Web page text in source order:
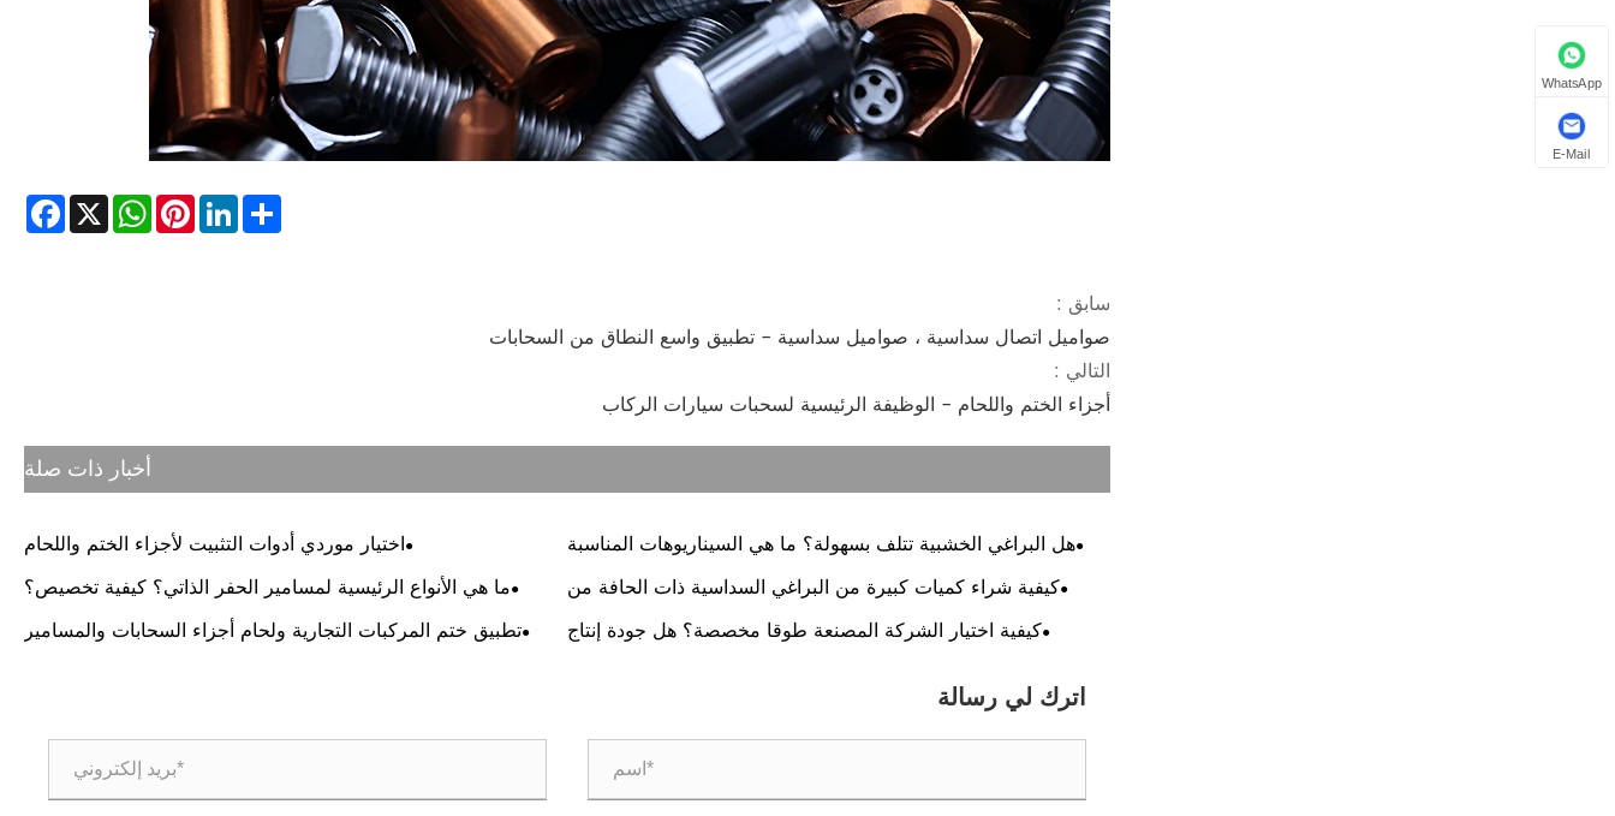
X
WhatsAppPinterestLinkedInShare
سابق :
صواميل اتصال سداسية ، صواميل سداسية - تطبيق واسع النطاق من السحابات
التالي :
أجزاء الختم واللحام - الوظيفة الرئيسية لسحبات سيارات الركاب
أخبار ذات صلة
اختيار موردي أدوات التثبيت لأجزاء الختم واللحام
هل البراغي الخشبية تتلف بسهولة؟ ما هي السيناريوهات المناسبة
للبراغي؟
ما هي الأنواع الرئيسية لمسامير الحفر الذاتي؟ كيفية تخصيص؟
كيفية شراء كميات كبيرة من البراغي السداسية ذات الحافة من
خلال البيع المباشر من الشركات المصنعة للبراغي؟
تطبيق ختم المركبات التجارية ولحام أجزاء السحابات والمسامير
كيفية اختيار الشركة المصنعة طوقا مخصصة؟ هل جودة إنتاج
اترك لي رسالة
WhatsApp
E-Mail